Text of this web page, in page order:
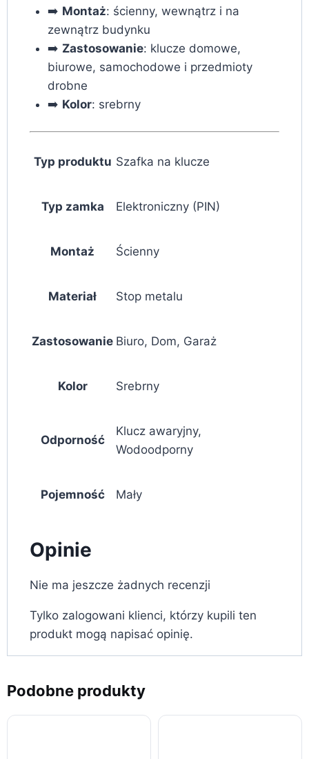
➡️ Montaż: ścienny, wewnątrz i na
zewnątrz budynku
➡️ Zastosowanie: klucze domowe,
biurowe, samochodowe i przedmioty
drobne
➡️ Kolor: srebrny
Typ produktu Szafka na klucze
Typ zamka Elektroniczny (PIN)
Montaż Ścienny
Materiał Stop metalu
Zastosowanie Biuro, Dom, Garaż
Kolor Srebrny
Odporność
Klucz awaryjny,
Wodoodporny
Pojemność Mały
Opinie
Nie ma jeszcze żadnych recenzji
Tylko zalogowani klienci, którzy kupili ten
produkt mogą napisać opinię.
Podobne produkty